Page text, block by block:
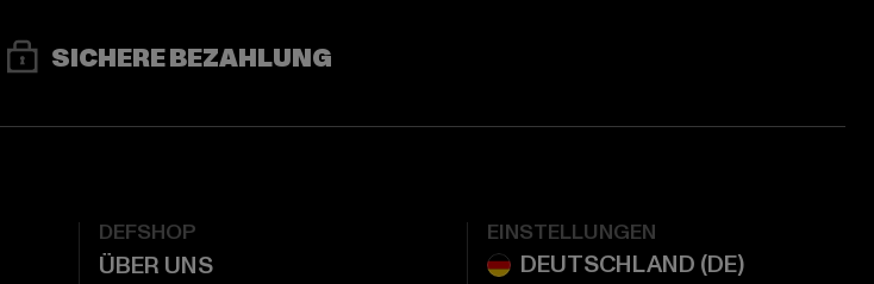
SICHERE BEZAHLUNG
DEFSHOP
ÜBER UNS
EINSTELLUNGEN